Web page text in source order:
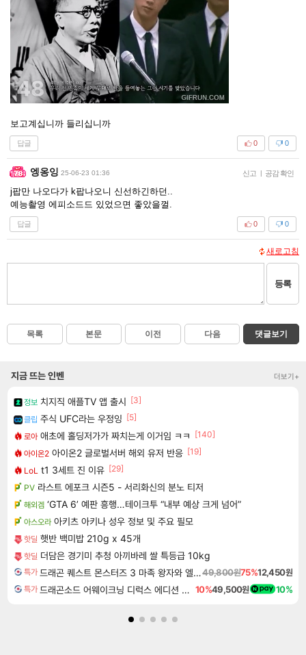
보고계십니까 들리십니까
답글 0
0
엥옹잉 25-06-23 01:36 신고 | 공감 확인
j팝만 나오다가 k팝나오니 신선하긴하던..
예능촬영 에피소드드 있었으면 좋았을껄.
답글 0
0
새로고침
등록
목록 본문 이전 다음 댓글보기
지금 뜨는 인벤 더보기+
정보 치지직 애플TV 앱 출시 [3]
클립 주식 UFC라는 우정잉 [5]
로아 애초에 홀딩저가가 짜치는게 이거임 ㅋㅋ
[140]
아이온2 아이온2 글로벌서버 해외 유저 반응 [19]
LoL t1 3세트 진 이유 [29]
PV 라스트 에포크 시즌5 - 서리화신의 분노 티저
해외겜 ‘GTA 6’ 예판 흥행…테이크투 “내부 예상 크게 넘어”
아스오라 아키츠 아키나 성우 정보 및 주요 필모
핫딜 햇반 백미밥 210g x 45개
핫딜 더담은 경기미 추청 아끼바레 쌀 특등급 10kg
특가 드래곤 퀘스트 몬스터즈 3 마족 왕자와 엘프의 여행 Dragon Quest Monsters The Dark Prince49,800원75%12,450원
특가 드래곤소드 어웨이크닝 디럭스 에디션 DragonSword Awakening Deluxe Edition 10%49,500원 10%